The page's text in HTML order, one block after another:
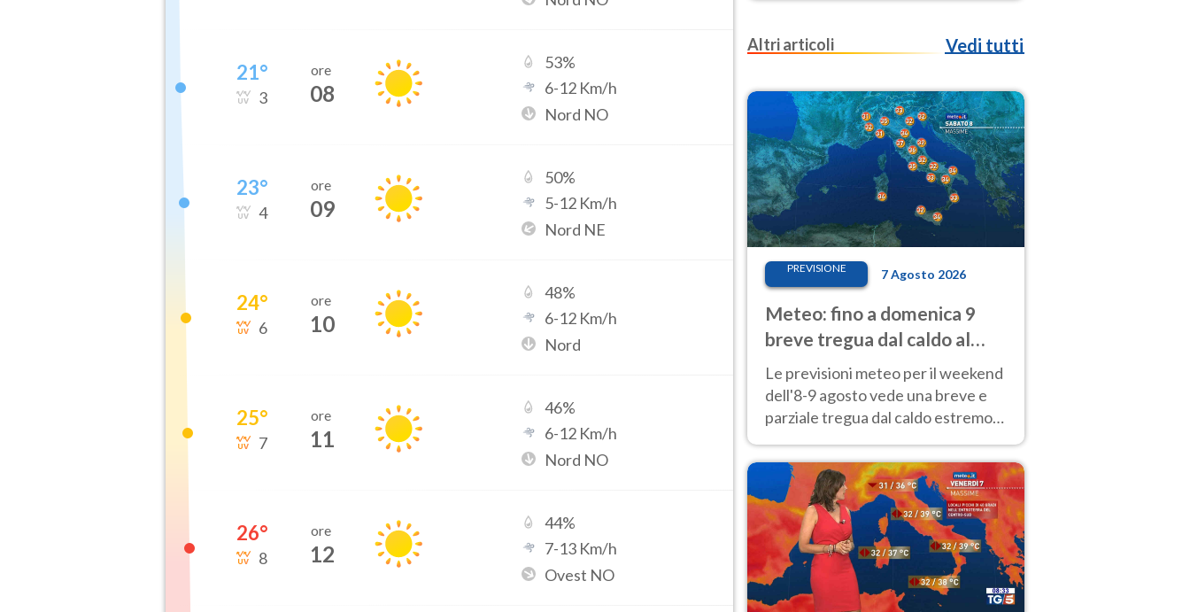
21°
3
ore
08
53%
6-12 Km/h
Nord NO
23°
4
ore
09
50%
5-12 Km/h
Nord NE
24°
6
ore
10
48%
6-12 Km/h
Nord
25°
7
ore
11
46%
6-12 Km/h
Nord NO
26°
8
ore
12
44%
7-13 Km/h
Ovest NO
Ferragosto
Altri articoli Vedi tutti
PREVISIONE 7 Agosto 2026
Meteo: fino a domenica 9
breve tregua dal caldo al
Nord! Altrove calura e afa
Le previsioni meteo per il weekend
dell'8-9 agosto vede una breve e
parziale tregua dal caldo estremo
40 gradi.